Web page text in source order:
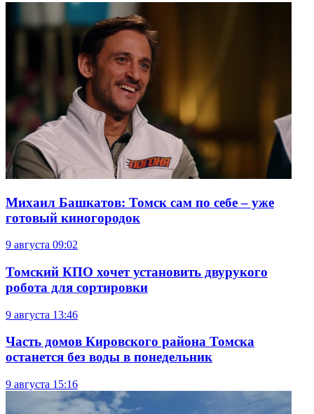
Михаил Башкатов: Томск сам по себе – уже
готовый киногородок
9 августа 09:02
Томский КПО хочет установить двурукого
робота для сортировки
9 августа 13:46
Часть домов Кировского района Томска
останется без воды в понедельник
9 августа 15:16